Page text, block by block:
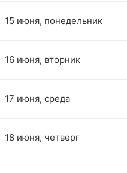
15 июня, понедельник
16 июня, вторник
17 июня, среда
18 июня, четверг